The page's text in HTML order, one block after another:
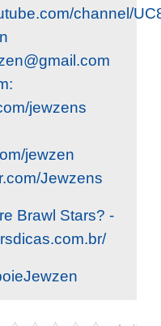
channel/
jewzens
jewzen
Jewzens
Brawl Stars? -